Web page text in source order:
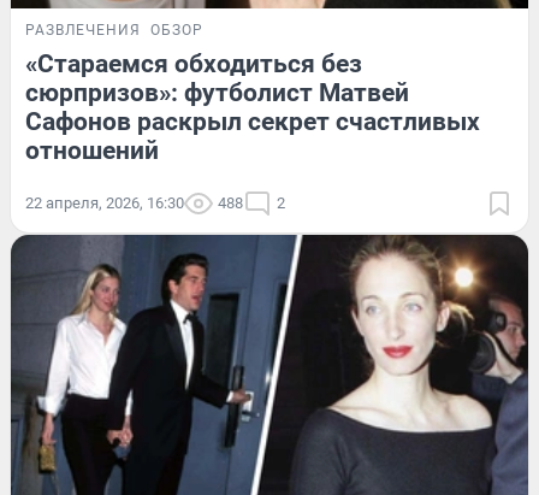
РАЗВЛЕЧЕНИЯ ОБЗОР
«Стараемся обходиться без
сюрпризов»: футболист Матвей
Сафонов раскрыл секрет счастливых
отношений
22 апреля, 2026, 16:30 488 2